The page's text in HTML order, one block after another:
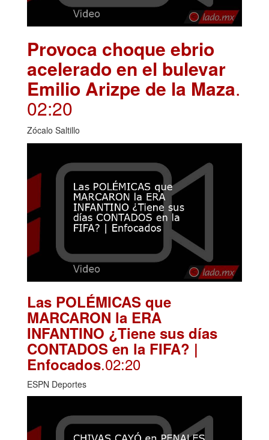
Provoca choque ebrio
acelerado en el bulevar
Emilio Arizpe de la Maza.
02:20
Zócalo Saltillo
Las POLÉMICAS que
MARCARON la ERA
INFANTINO ¿Tiene sus días
CONTADOS en la FIFA? |
Enfocados.02:20
ESPN Deportes